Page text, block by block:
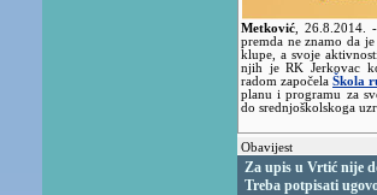
Metković 26.8.2014.
premda ne znamo da
klupe, a svoje
njih je RK Jerkovac
radom započela Škola
planu i programu za
do srednjoškolskoga
Obavijest
Za upis u Vrtić nije
Treba potpisati